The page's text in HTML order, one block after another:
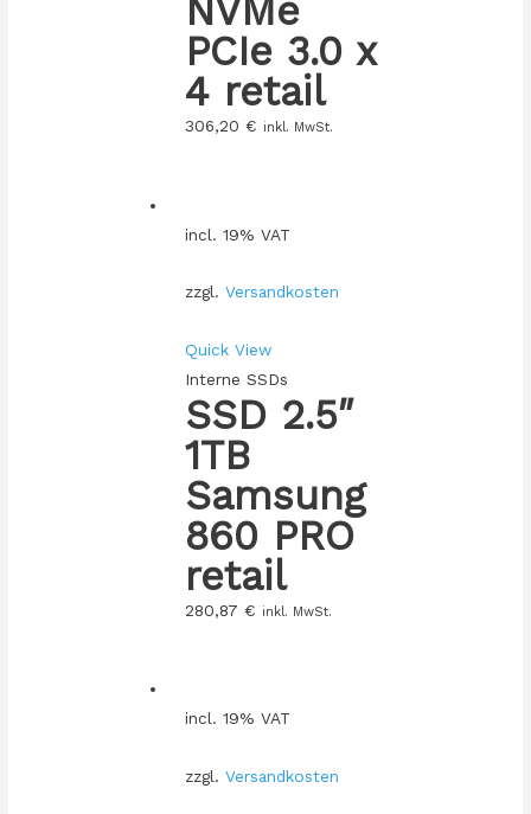
NVMe
PCIe 3.0 x
4 retail
306,20 € inkl. MwSt.
incl. 19% VAT
zzgl. Versandkosten
Quick View
Interne SSDs
SSD 2.5″
1TB
Samsung
860 PRO
retail
280,87 € inkl. MwSt.
incl. 19% VAT
zzgl. Versandkosten